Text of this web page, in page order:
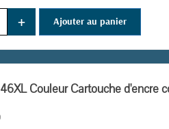
+ Ajouter au panier
Couleur Cartouche d'encre